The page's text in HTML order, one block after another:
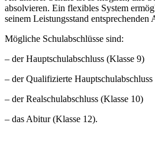
absolvieren. Ein flexibles System
seinem Leistungsstand entsprechenden
Mögliche Schulabschlüsse sind:
– der Hauptschulabschluss (Klasse 9)
– der Qualifizierte
– der Realschulabschluss (Klasse 10)
– das Abitur (Klasse 12).